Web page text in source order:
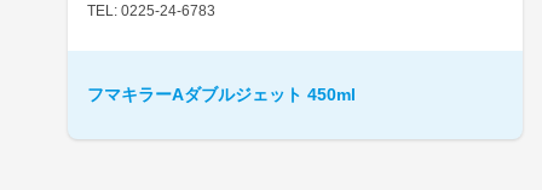
TEL: 0225-24-6783
フマキラーAダブルジェット 450ml